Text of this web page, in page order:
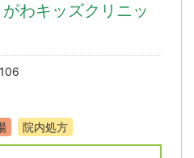
わキッズクリニッ
院内処方